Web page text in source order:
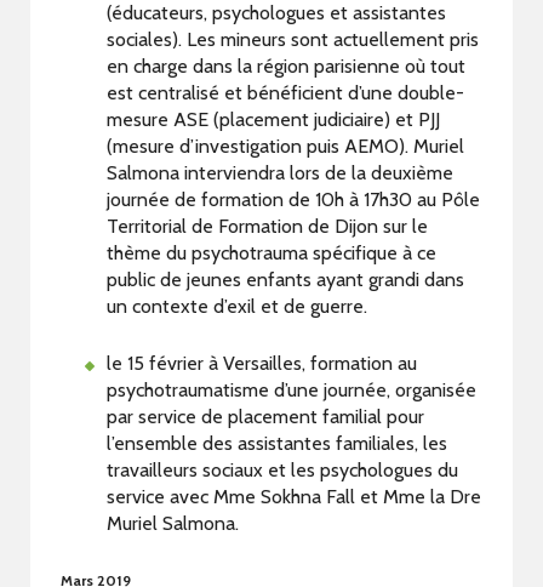
(éducateurs, psychologues et assistantes
sociales). Les mineurs sont actuellement pris
en charge dans la région parisienne où tout
est centralisé et bénéficient d’une double-
mesure ASE (placement judiciaire) et PJJ
(mesure d’investigation puis AEMO). Muriel
Salmona interviendra lors de la deuxième
journée de formation de 10h à 17h30 au Pôle
Territorial de Formation de Dijon sur le
thème du psychotrauma spécifique à ce
public de jeunes enfants ayant grandi dans
un contexte d’exil et de guerre.
le 15 février à Versailles, formation au
psychotraumatisme d’une journée, organisée
par service de placement familial pour
l’ensemble des assistantes familiales, les
travailleurs sociaux et les psychologues du
service avec Mme Sokhna Fall et Mme la Dre
Muriel Salmona.
Mars 2019